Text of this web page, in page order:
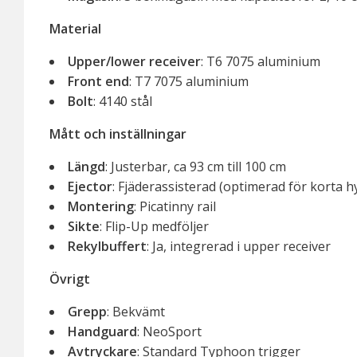
Material
Upper/lower receiver: T6 7075 aluminium
Front end: T7 7075 aluminium
Bolt: 4140 stål
Mått och inställningar
Längd: Justerbar, ca 93 cm till 100 cm
Ejector: Fjäderassisterad (optimerad för korta
Montering: Picatinny rail
Sikte: Flip-Up medföljer
Rekylbuffert: Ja, integrerad i upper receiver
Övrigt
Grepp: Bekvämt
Handguard: NeoSport
Avtryckare: Standard Typhoon trigger